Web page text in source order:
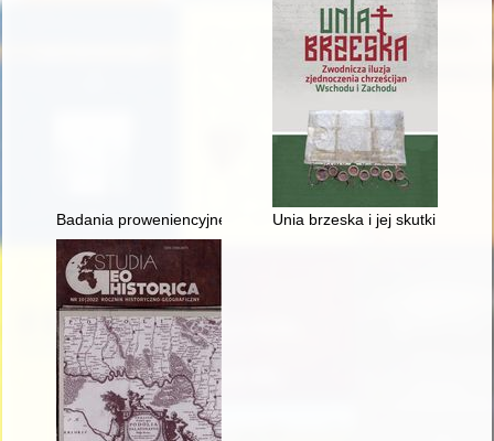
Badania proweniencyjne : losy późnogotyckiej rzeźby
Unia brzeska i jej skutki w